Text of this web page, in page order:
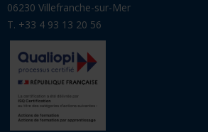
06230 Villefranche-sur-Mer
T. +33 4 93 13 20 56